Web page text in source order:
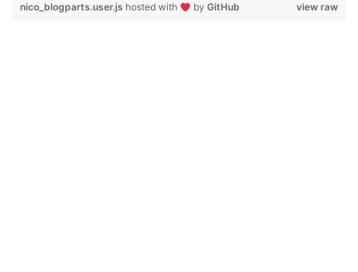
view raw
nico_blogparts.user.js hosted with by GitHub